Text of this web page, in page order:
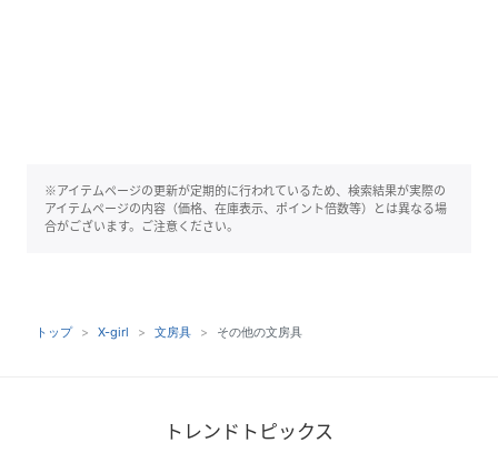
※アイテムページの更新が定期的に行われているため、検索結果が実際の
アイテムページの内容（価格、在庫表示、ポイント倍数等）とは異なる場
合がございます。ご注意ください。
トップ X-girl 文房具 その他の文房具
トレンドトピックス